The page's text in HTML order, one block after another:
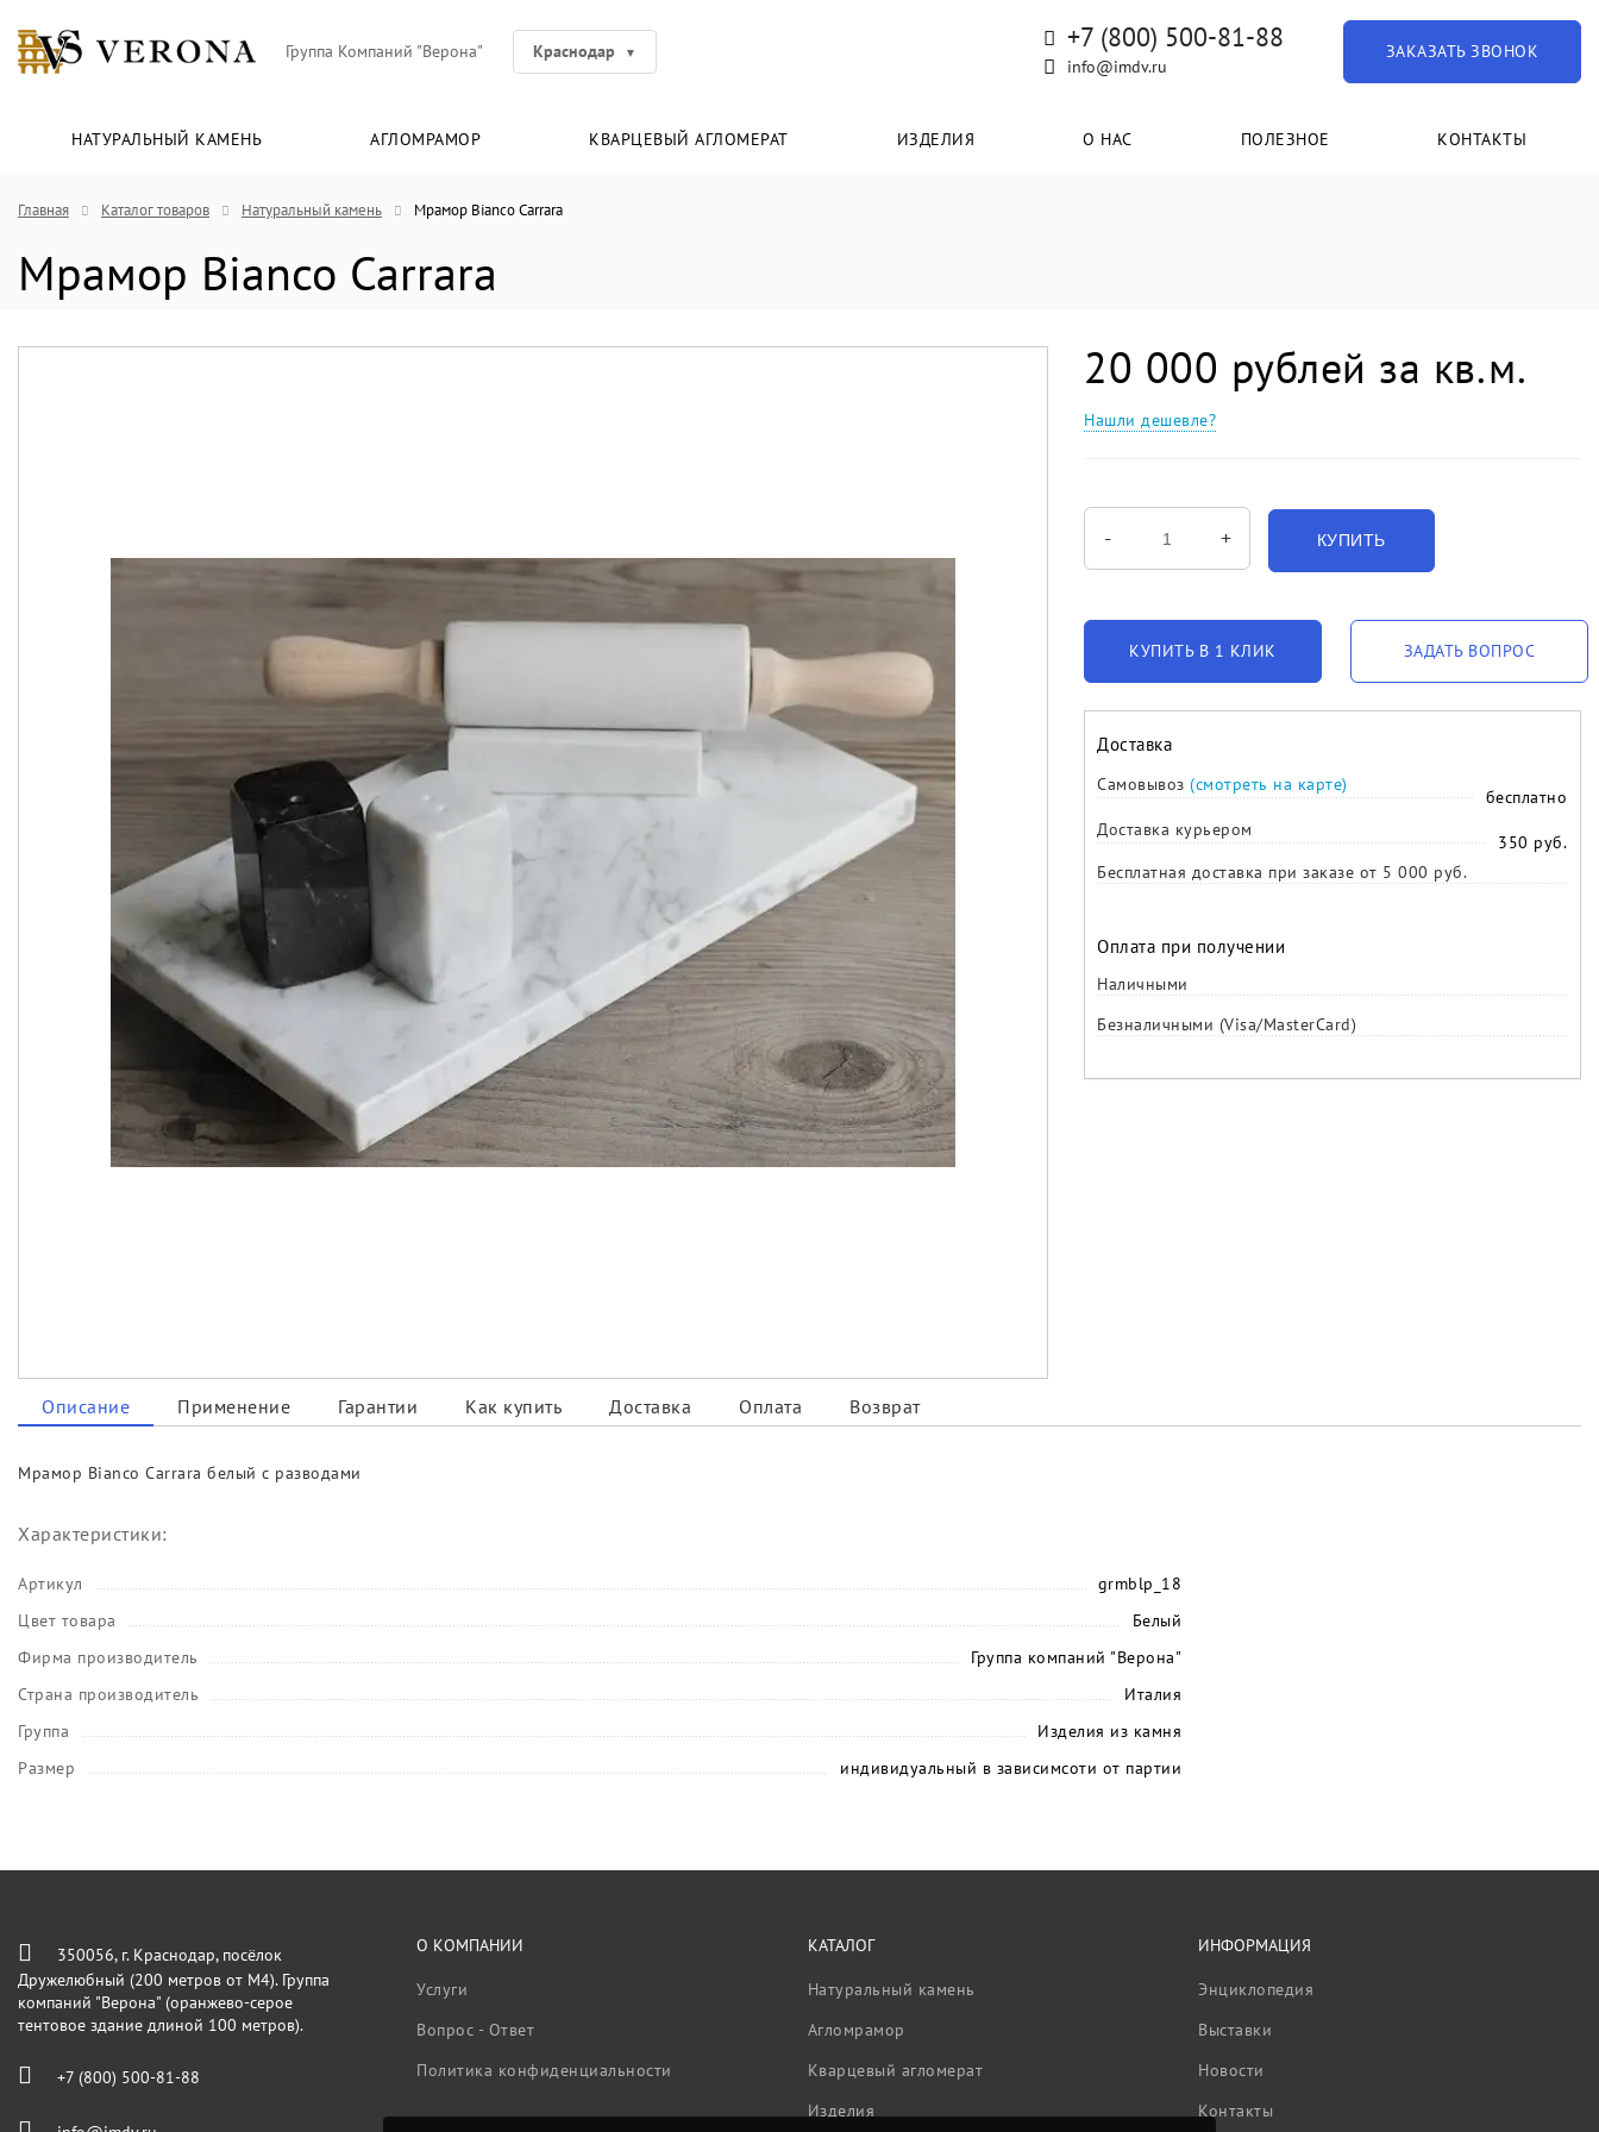
Группа Компаний "Верона" Краснодар +7 (800) 500-81-88
info@imdv.ru
ЗАКАЗАТЬ ЗВОНОК
НАТУРАЛЬНЫЙ КАМЕНЬ АГЛОМРАМОР КВАРЦЕВЫЙ АГЛОМЕРАТ ИЗДЕЛИЯ О НАС ПОЛЕЗНОЕ КОНТАКТЫ
Главная Каталог товаров Натуральный камень Мрамор Bianco Carrara
Мрамор Bianco Carrara
20 000 рублей за кв.м.
Нашли дешевле?
- + КУПИТЬ
КУПИТЬ В 1 КЛИК ЗАДАТЬ ВОПРОС
Доставка
Самовывоз (смотреть на карте)
бесплатно
Доставка курьером
350 руб.
Бесплатная доставка при заказе от 5 000 руб.
Оплата при получении
Наличными
Безналичными (Visa/MasterCard)
Описание Применение Гарантии Как купить Доставка Оплата Возврат
Мрамор Bianco Carrara белый с разводами
Характеристики:
Артикул
grmblp_18
Цвет товара
Белый
Фирма производитель
Группа компаний "Верона"
Страна производитель
Италия
Группа
Изделия из камня
Размер
индивидуальный в зависимсоти от партии
350056, г. Краснодар, посёлок
Дружелюбный (200 метров от М4). Группа
компаний "Верона" (оранжево-серое
тентовое здание длиной 100 метров).
+7 (800) 500-81-88
О КОМПАНИИ
Услуги
Вопрос - Ответ
Политика конфиденциальности
КАТАЛОГ
Натуральный камень
Агломрамор
Кварцевый агломерат
Изделия
ИНФОРМАЦИЯ
Энциклопедия
Выставки
Новости
Контакты